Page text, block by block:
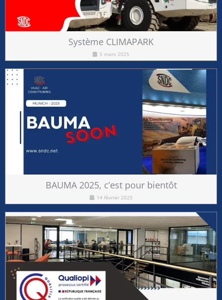
Système CLIMAPARK
5 mars 2025
BAUMA 2025, c’est pour bientôt
14 février 2025